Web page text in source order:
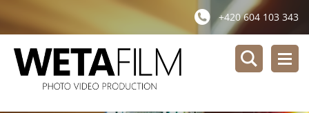
+420 604 103 343